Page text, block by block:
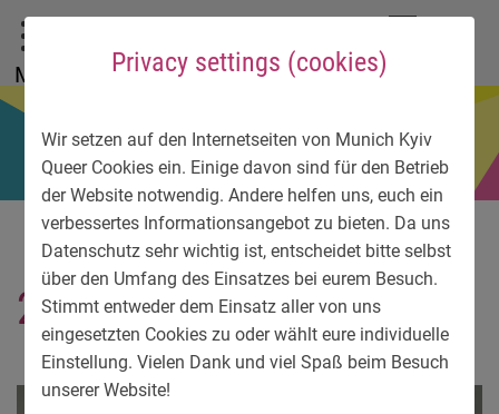
Privacy settings (cookies)
Wir setzen auf den Internetseiten von Munich Kyiv
Queer Cookies ein. Einige davon sind für den Betrieb
der Website notwendig. Andere helfen uns, euch ein
verbessertes Informationsangebot zu bieten. Da uns
Datenschutz sehr wichtig ist, entscheidet bitte selbst
über den Umfang des Einsatzes bei eurem Besuch.
Stimmt entweder dem Einsatz aller von uns
eingesetzten Cookies zu oder wählt eure individuelle
Einstellung. Vielen Dank und viel Spaß beim Besuch
unserer Website!
To main menu
To language menu
To search
To content
To service information
Menu
20150518_135830-1